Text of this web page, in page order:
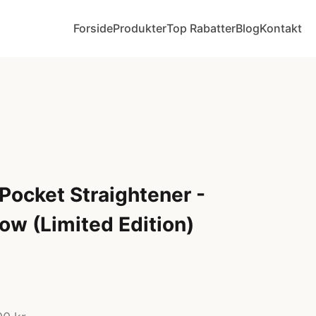
ForsideProdukterTop RabatterBlogKontakt
Straightener -
(Limited Edition)